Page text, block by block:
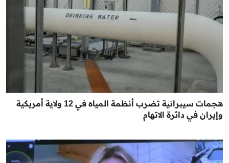
هجمات سيبرانية تضرب أنظمة المياه في 12 ولاية أمريكية
وإيران في دائرة الاتهام